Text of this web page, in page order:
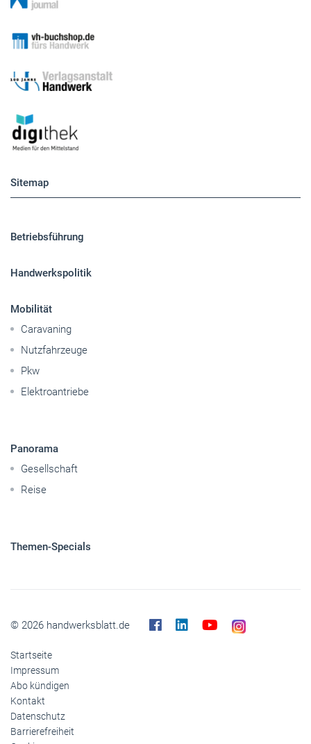
Sitemap
Betriebsführung
Handwerkspolitik
Mobilität
Caravaning
Nutzfahrzeuge
Pkw
Elektroantriebe
Panorama
Gesellschaft
Reise
Themen-Specials
© 2026 handwerksblatt.de
Startseite
Impressum
Abo kündigen
Kontakt
Datenschutz
Barrierefreiheit